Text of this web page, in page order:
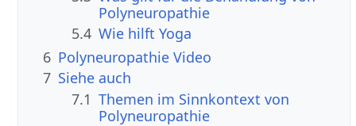
Polyneuropathie
5.4 Wie hilft Yoga
6 Polyneuropathie Video
7 Siehe auch
7.1 Themen im Sinnkontext von
Polyneuropathie